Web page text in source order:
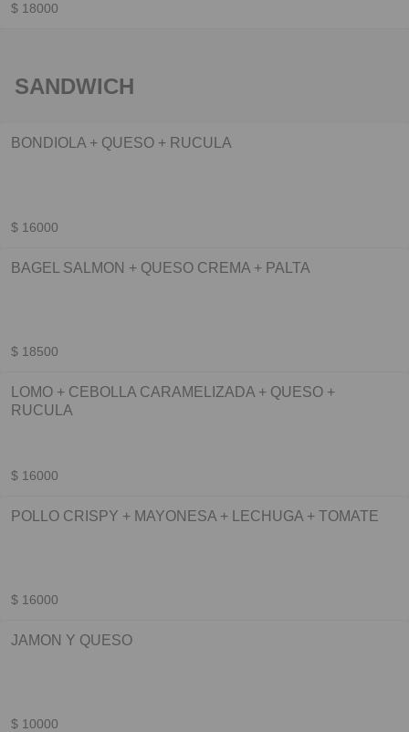
$ 18000
SANDWICH
BONDIOLA + QUESO + RUCULA
$ 16000
BAGEL SALMON + QUESO CREMA + PALTA
$ 18500
LOMO + CEBOLLA CARAMELIZADA + QUESO +
RUCULA
$ 16000
POLLO CRISPY + MAYONESA + LECHUGA + TOMATE
$ 16000
JAMON Y QUESO
$ 10000